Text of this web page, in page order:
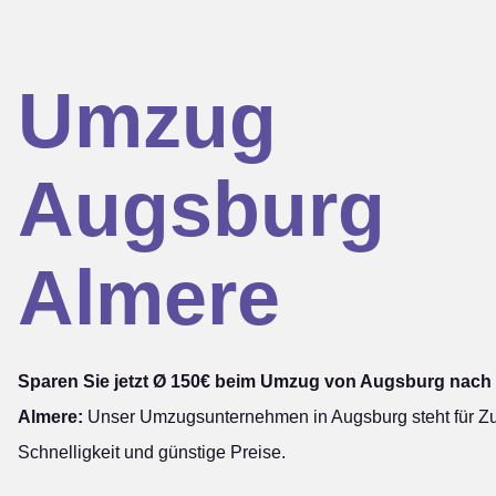
Umzug
Augsburg
Almere
Sparen Sie jetzt Ø 150€ beim Umzug von Augsburg nach
Almere: Unser Umzugsunternehmen in Augsburg steht für
Schnelligkeit und günstige Preise.